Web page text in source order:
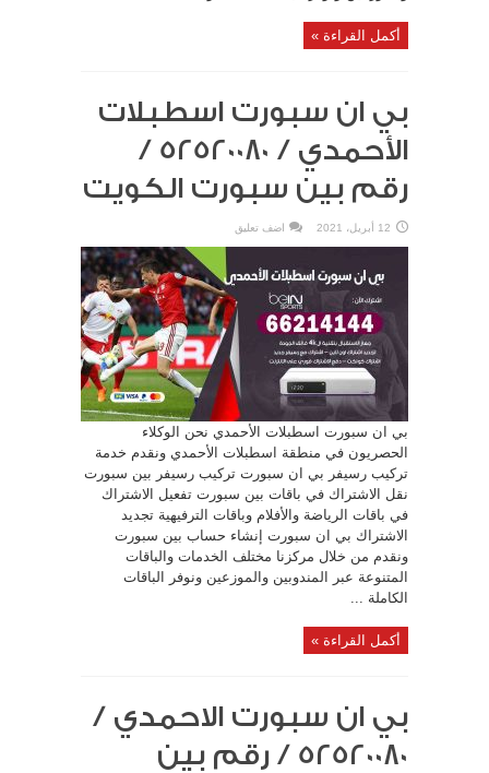
أكمل القراءة »
بي ان سبورت اسطبلات
الأحمدي / 52520080 /
رقم بين سبورت الكويت
12 أبريل، 2021 اضف تعليق
بي ان سبورت اسطبلات الأحمدي نحن الوكلاء
الحصريون في منطقة اسطبلات الأحمدي ونقدم خدمة
تركيب رسيفر بي ان سبورت تركيب رسيفر بين سبورت
نقل الاشتراك في باقات بين سبورت تفعيل الاشتراك
في باقات الرياضة والأفلام وباقات الترفيهية تجديد
الاشتراك بي ان سبورت إنشاء حساب بين سبورت
ونقدم من خلال مركزنا مختلف الخدمات والباقات
المتنوعة عبر المندوبين والموزعين ونوفر الباقات
الكاملة ...
أكمل القراءة »
بي ان سبورت الاحمدي /
52520080 / رقم بين